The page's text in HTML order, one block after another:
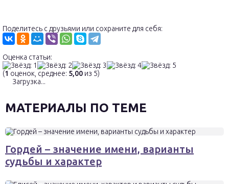
Поделитесь с друзьями или сохраните для себя:
Оценка статьи:
(1 оценок, среднее: 5,00 из 5)
Загрузка...
МАТЕРИАЛЫ ПО ТЕМЕ
Гордей – значение имени, варианты
судьбы и характер